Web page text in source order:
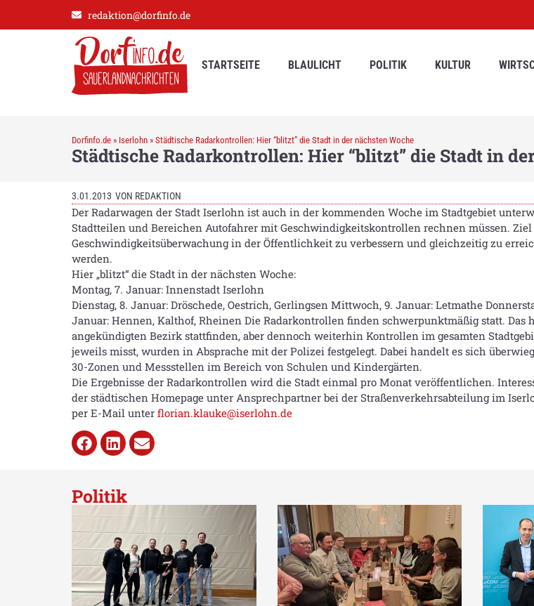
redaktion@dorfinfo.de
STARTSEITE BLAULICHT POLITIK KULTUR
Dorfinfo.de » Iserlohn » Städtische Radarkontrollen: Hier “blitzt” die Stadt in der nächsten Woche
Städtische Radarkontrollen: Hier “blitzt” die Stadt in
3.01.2013 VON REDAKTION
Der Radarwagen der Stadt Iserlohn ist auch in der kommenden Woche im Stadtgebiet
Stadtteilen und Bereichen Autofahrer mit Geschwindigkeitskontrollen rechnen müssen.
Geschwindigkeitsüberwachung in der Öffentlichkeit zu verbessern und gleichzeitig zu
werden.
Hier „blitzt“ die Stadt in der nächsten Woche:
Montag, 7. Januar: Innenstadt Iserlohn
Dienstag, 8. Januar: Dröschede, Oestrich, Gerlingsen Mittwoch, 9. Januar: Letmathe
Januar: Hennen, Kalthof, Rheinen Die Radarkontrollen finden schwerpunktmäßig statt.
angekündigten Bezirk stattfinden, aber dennoch weiterhin Kontrollen im gesamten
jeweils misst, wurden in Absprache mit der Polizei festgelegt. Dabei handelt es sich
30-Zonen und Messstellen im Bereich von Schulen und Kindergärten.
Die Ergebnisse der Radarkontrollen wird die Stadt einmal pro Monat veröffentlichen.
der städtischen Homepage unter Ansprechpartner bei der Straßenverkehrsabteilung im
per E-Mail unter florian.klauke@iserlohn.de
Politik